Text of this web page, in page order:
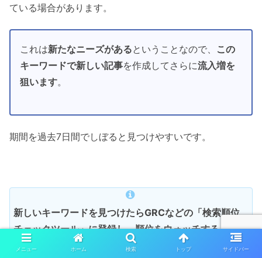
ている場合があります。
これは新たなニーズがあるということなので、
この
キーワードで新しい記事を作成してさらに流入増を
狙います。
期間を過去7日間でしぼると見つけやすいです。
新しいキーワードを見つけたらGRCなどの「検索順位
チェックツール」に登録し、順位をウォッチするように
します。
メニュー ホーム 検索 トップ サイドバー